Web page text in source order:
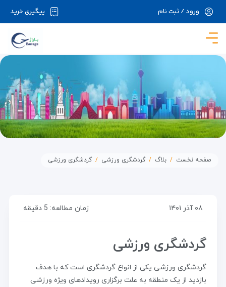
در حال حاضر ارتباط با سرور قطع می باشد لطفا
پیگیری خرید ورود / ثبت نام
صفحه نخست بلاگ گردشگری ورزشی گردشگری ورزشی
۰۸ آذر ۱۴۰۱ زمان مطالعه: 5 دقیقه
گردشگری ورزشی
گردشگری ورزشی یکی از انواع گردشگری است که با هدف
بازدید از یک منطقه به علت برگزاری رویدادهای ویژه ورزشی